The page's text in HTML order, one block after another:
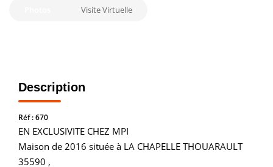
ACTUALITÉS
Visite Virtuelle
Description
Réf : 670
EN EXCLUSIVITE CHEZ MPI
Maison de 2016 située à LA CHAPELLE THOUARAULT
35590 ,